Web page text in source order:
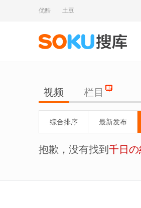
优酷 土豆
视频 栏目
综合排序 最新发布
抱歉，没有找到 千日